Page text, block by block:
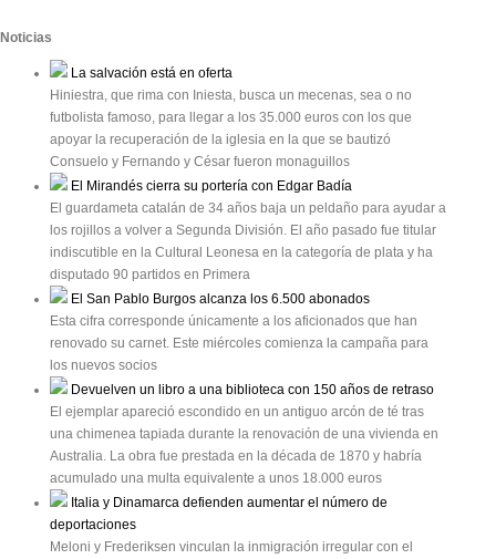
Noticias
La salvación está en oferta
Hiniestra, que rima con Iniesta, busca un mecenas, sea o no
futbolista famoso, para llegar a los 35.000 euros con los que
apoyar la recuperación de la iglesia en la que se bautizó
Consuelo y Fernando y César fueron monaguillos
El Mirandés cierra su portería con Edgar Badía
El guardameta catalán de 34 años baja un peldaño para ayudar a
los rojillos a volver a Segunda División. El año pasado fue titular
indiscutible en la Cultural Leonesa en la categoría de plata y ha
disputado 90 partidos en Primera
El San Pablo Burgos alcanza los 6.500 abonados
Esta cifra corresponde únicamente a los aficionados que han
renovado su carnet. Este miércoles comienza la campaña para
los nuevos socios
Devuelven un libro a una biblioteca con 150 años de retraso
El ejemplar apareció escondido en un antiguo arcón de té tras
una chimenea tapiada durante la renovación de una vivienda en
Australia. La obra fue prestada en la década de 1870 y habría
acumulado una multa equivalente a unos 18.000 euros
Italia y Dinamarca defienden aumentar el número de
deportaciones
Meloni y Frederiksen vinculan la inmigración irregular con el